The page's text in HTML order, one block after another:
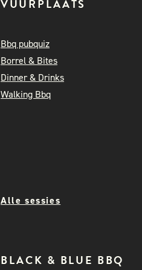
VUURPLAATS
Bbq pubquiz
Borrel & Bites
Dinner & Drinks
Walking Bbq
Alle sessies
BLACK & BLUE BBQ